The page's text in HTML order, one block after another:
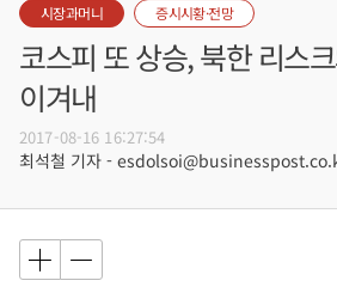
시장과머니 증시시황·전망
코스피 또 상승, 북한 리스
이겨내
2017-08-16 16:27:54
최석철 기자 -